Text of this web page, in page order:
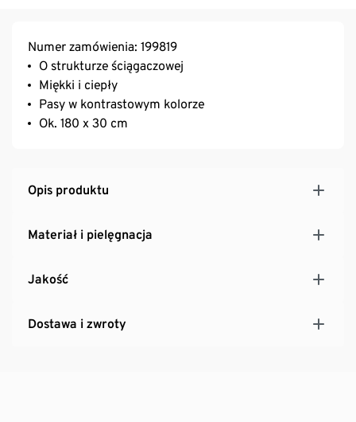
Numer zamówienia: 199819
O strukturze ściągaczowej
Miękki i ciepły
Pasy w kontrastowym kolorze
Ok. 180 x 30 cm
Opis produktu
Materiał i pielęgnacja
Jakość
Dostawa i zwroty